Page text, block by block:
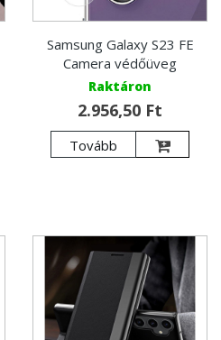
Samsung Galaxy S23 FE
Camera védőüveg
Raktáron
2.956,50 Ft
Tovább